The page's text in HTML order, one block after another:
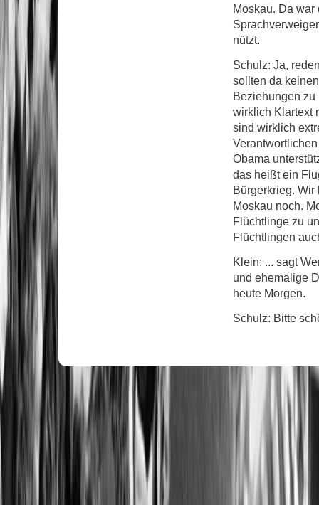
Moskau. Da
nützt.
Schulz: Ja,
sollten da
Beziehungen
wirklich Klartext
sind wirklich
Obama
das heißt ein
Bürgerkrieg.
Moskau noch.
Flüchtlinge zu
Flüchtlingen
Klein: ... sagt
und ehemalige
heute Morgen.
Schulz: Bitte